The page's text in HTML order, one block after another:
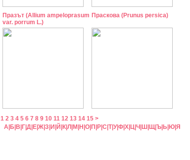
Празът (Allium ampeloprasum
var. porrum L.)
Праскова (Prunus persica)
1 2 3 4 5 6 7 8 9 10 11 12 13 14 15 >
А Б В Г Д Е Ж З И Й К Л М Н О П Р С Т|У|Ф Х Ц Ч Ш Щ Ъ Ь Ю Я